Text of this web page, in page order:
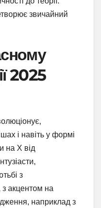
звичайний
2025
і навіть у формі
на X від
з
акцентом на
наприклад з